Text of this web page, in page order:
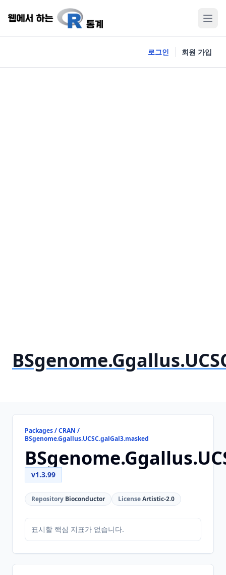
로그인 회원 가입
Packages / CRAN /
BSgenome.Ggallus.UCSC.galGal3.masked
v1.3.99
Repository Bioconductor LicenseArtistic-2.0
표시할 핵심 지표가 없습니다.